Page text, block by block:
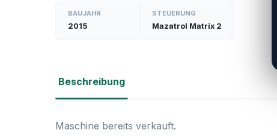
BAUJAHR
2015
STEUERUNG
Mazatrol Matrix 2
Beschreibung
Maschine bereits verkauft.